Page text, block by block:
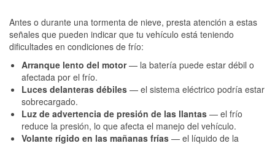
Antes o durante una tormenta de nieve, presta atención a estas
señales que pueden indicar que tu vehículo está teniendo
dificultades en condiciones de frío:
Arranque lento del motor— la batería puede estar débil o
afectada por el frío.
Luces delanteras débiles — el sistema eléctrico podría estar
sobrecargado.
Luz de advertencia de presión de las llantas — el frío
reduce la presión, lo que afecta el manejo del vehículo.
Volante rígido en las mañanas frías — el líquido de la